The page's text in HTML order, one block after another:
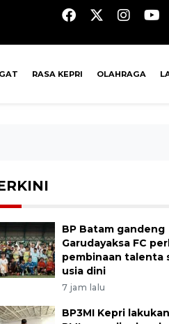
RASA KEPRI OLAHRAGA
BP Batam gandeng
Garudayaksa FC
pembinaan talenta
usia dini
7 jam lalu
BP3MI Kepri